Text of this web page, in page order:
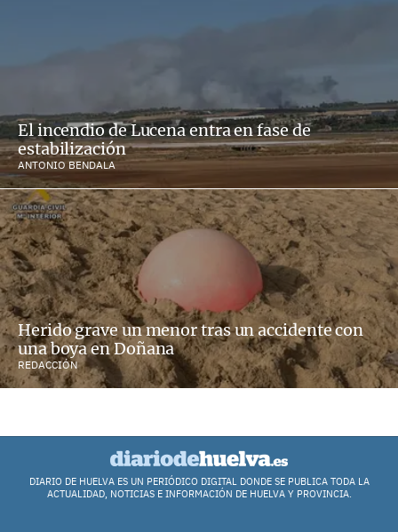
El incendio de Lucena entra en fase de
estabilización
ANTONIO BENDALA
Herido grave un menor tras un accidente con
una boya en Doñana
REDACCIÓN
DIARIO DE HUELVA ES UN PERIÓDICO DIGITAL DONDE SE PUBLICA TODA LA
ACTUALIDAD, NOTICIAS E INFORMACIÓN DE HUELVA Y PROVINCIA.